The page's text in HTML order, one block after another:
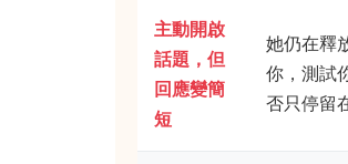
主動開啟
話題，但
回應變簡
短
她仍在釋
你，測試
否只停留